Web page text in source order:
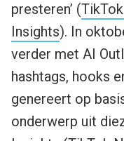
presteren’ (
Insights). In
verder met AI
hashtags, hooks
genereert op
onderwerp uit